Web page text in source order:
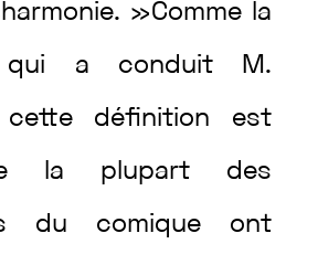
. »Comme la
qui a conduit M.
cette définition est
la plupart des
du comique ont